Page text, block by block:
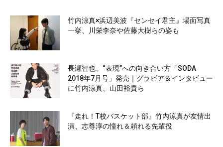
竹内涼真×浜辺美波『センセイ君主』場面写真
一挙、川栄李奈や佐藤大樹らの姿も
長瀬智也、“表現”への向き合い方「SODA
2018年7月号」発売｜グラビア＆インタビュー
に竹内涼真、山田裕貴ら
『走れ！T校バスケット部』竹内涼真が友情出
演、志尊淳の憧れ＆頼れる先輩役